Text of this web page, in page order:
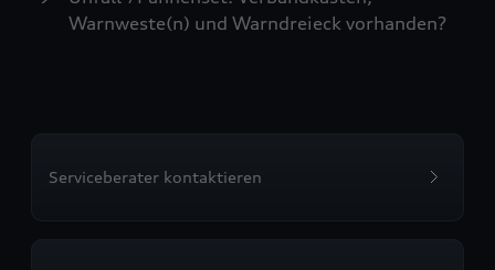
Warnweste(n) und Warndreieck vorhanden?
Serviceberater kontaktieren